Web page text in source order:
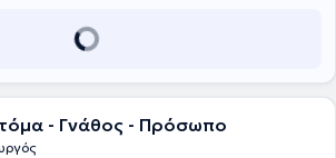
- Γνάθος - Πρόσωπο